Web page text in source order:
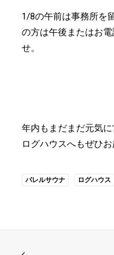
1/8の午前は事務所を
の方は午後またはお
せ。
年内もまだまだ元気
ログハウスへもぜひ
バレルサウナ ログハウス